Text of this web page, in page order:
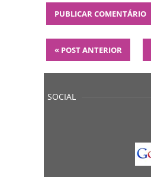
« POST ANTERIOR
SOCIAL